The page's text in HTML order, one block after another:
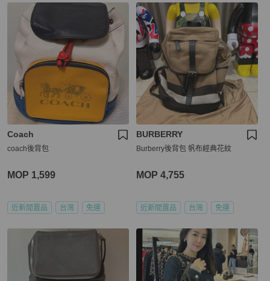
Coach
coach後背包
MOP 1,599
近新閒置品 台灣 免運
BURBERRY
Burberry後背包 帆布經典花紋
MOP 4,755
近新閒置品 台灣 免運